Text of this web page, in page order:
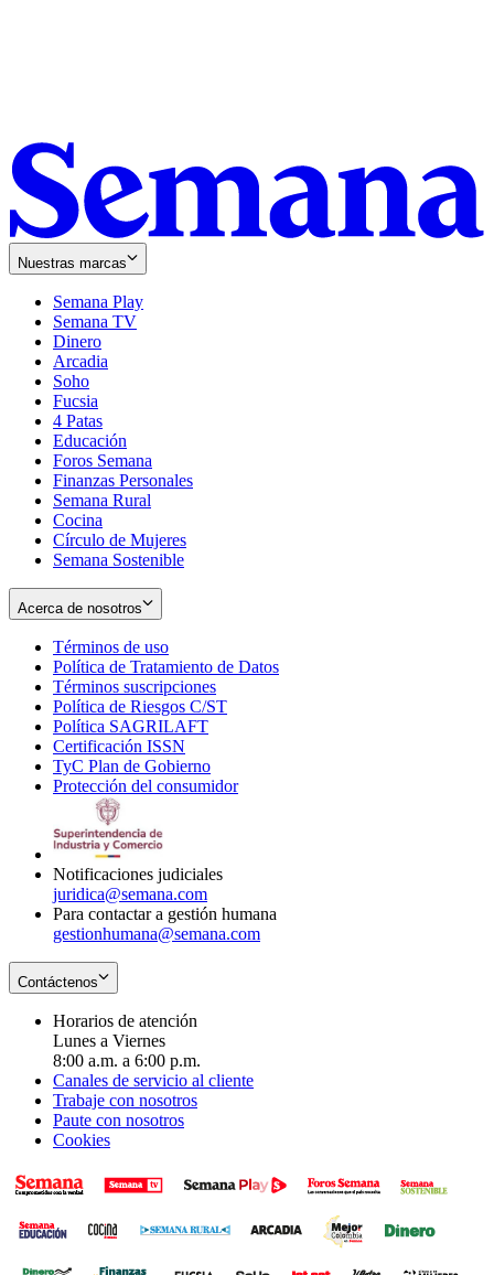
Nuestras marcas
Semana Play
Semana TV
Dinero
Arcadia
Soho
in
new
window
Fucsia
in
new
window
4 Patas
Educación
Foros Semana
Finanzas Personales
Semana Rural
Cocina
Círculo de Mujeres
Semana Sostenible
Acerca de nosotros
Términos de uso
in
new
window
Política de Tratamiento de Datos
Términos suscripciones
in
Política de Riesgos C/ST
Política SAGRILAFT
new
window
Certificación ISSN
in
new
TyC Plan de Gobierno
in
Protección del consumidorOpens
Notificaciones judiciales
juridica@semana.com
Para contactar a gestión humana
gestionhumana@semana.com
Contáctenos
Horarios de atención
Lunes a Viernes
8:00 a.m. a 6:00 p.m.
Canales de servicio al cliente
Trabaje con nosotros
Paute con nosotros
Cookies